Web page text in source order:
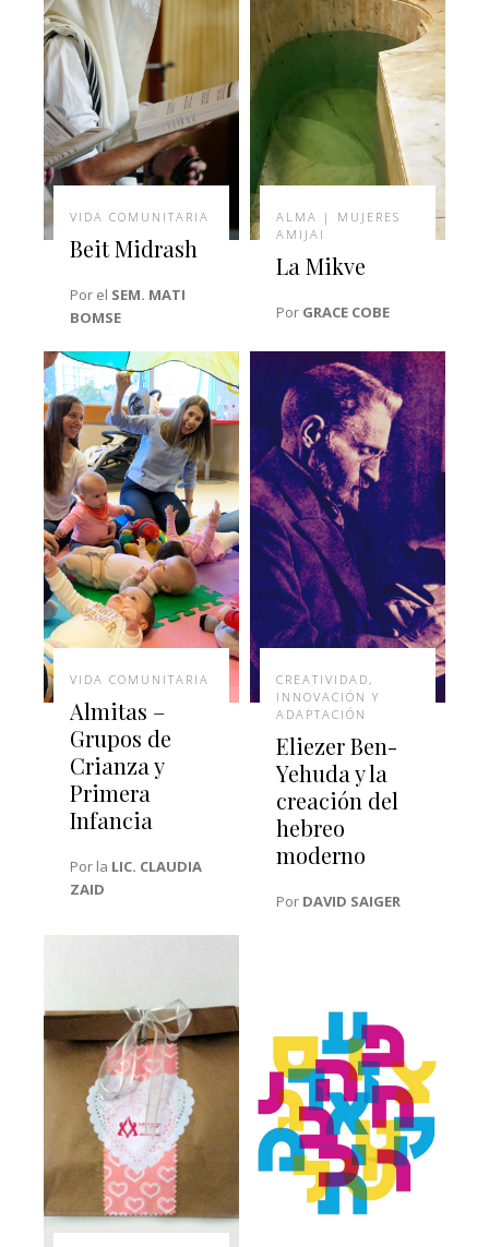
VIDA COMUNITARIA
Beit Midrash
Por el SEM. MATI
BOMSE
ALMA | MUJERES
AMIJAI
La Mikve
Por GRACE COBE
VIDA COMUNITARIA
Almitas –
Grupos de
Crianza y
Primera
Infancia
Por la LIC. CLAUDIA
ZAID
CREATIVIDAD,
INNOVACIÓN Y
ADAPTACIÓN
Eliezer Ben-
Yehuda y la
creación del
hebreo
moderno
Por DAVID SAIGER